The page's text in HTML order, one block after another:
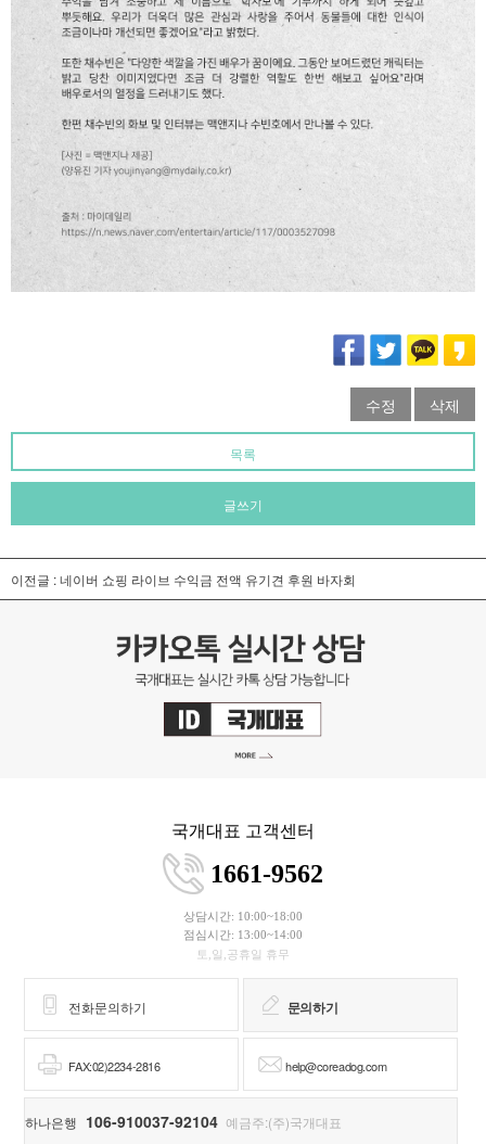
수정 삭제
목록
글쓰기
이전글 :네이버 쇼핑 라이브 수익금 전액 유기견 후원 바자회
국개대표 고객센터
1661-9562
상담시간: 10:00~18:00
점심시간: 13:00~14:00
토,일,공휴일 휴무
전화문의하기 문의하기
FAX:02)2234-2816 help@coreadog.com
하나은행 106-910037-92104 예금주:(주)국개대표